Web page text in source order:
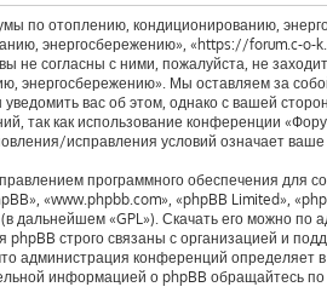
по отоплению, кондиционированию,
энергосбережению», «https://forum.c-o-
не согласны с ними, пожалуйста, не
энергосбережению». Мы оставляем за
вас об этом, однако с вашей
так как использование конференции
исправления условий означает ваше
программного обеспечения для
«www.phpbb.com», «phpBB Limited»,
дальнейшем «GPL»). Скачать его можно по
phpBB строго связаны с организацией и
администрация конференций определяет
информацией о phpBB обращайтесь по